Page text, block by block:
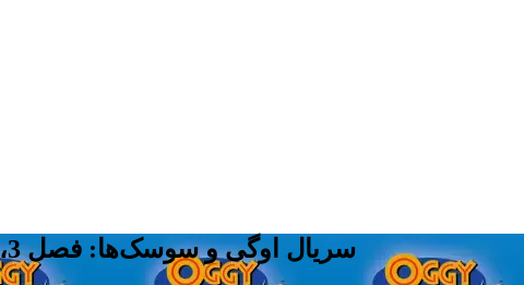
سریال اوگی و سوسک‌ها: فصل 3، قسمت 12 - آرامش یا سردرد؟